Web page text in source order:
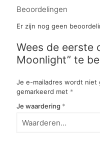
Beoordelingen
Er zijn nog geen
Wees de eerste
Moonlight” te
Je e-mailadres wordt niet
gemarkeerd met *
Je waardering *